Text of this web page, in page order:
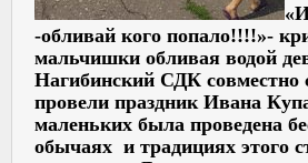
-обливай кого попало!!!!»-
мальчишки обливая водой
Нагибинский СДК совместно
провели праздник Ивана
маленьких была проведена
обычаях и традициях этого